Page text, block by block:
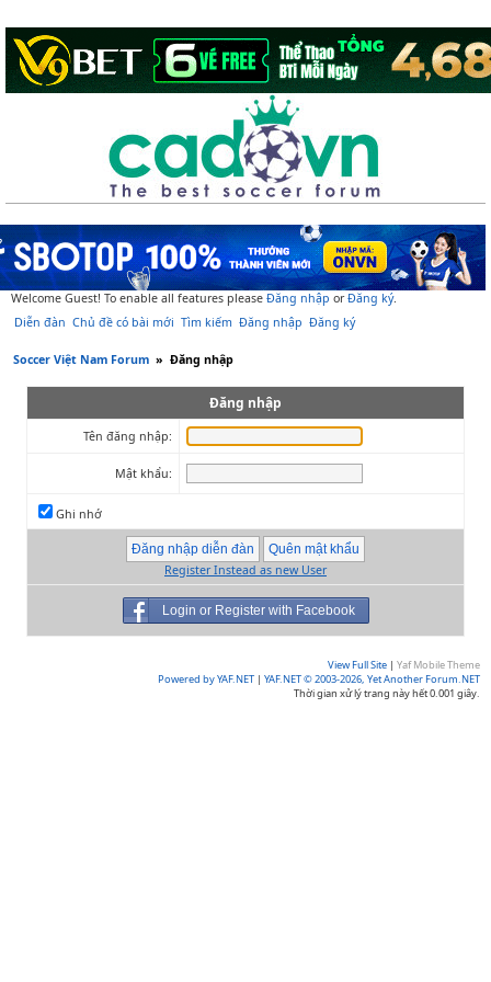
Welcome Guest! To enable all features please Đăng nhập orĐăng ký.
Diễn đàn Chủ đề có bài mới Tìm kiếm Đăng nhập Đăng ký
Soccer Việt Nam Forum » Đăng nhập
Đăng nhập
Tên đăng nhập:
Mật khẩu:
Ghi nhớ
Register Instead as new User
Login or Register with Facebook
View Full Site | Yaf Mobile Theme
Powered by YAF.NET | YAF.NET © 2003-2026, Yet Another Forum.NET
Thời gian xử lý trang này hết 0.001 giây.